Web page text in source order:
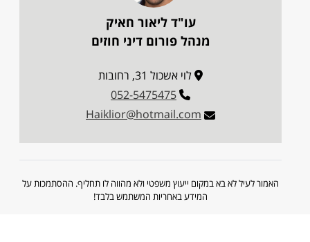
עו"ד ליאור חאיק
מנהל פורום דיני חוזים
לוי אשכול 31, רחובות
052-5475475
Haiklior@hotmail.com
האמור לעיל לא בא במקום ייעוץ משפטי ולא מהווה לו תחליף. ההסתמכות על
המידע באחריות המשתמש בלבד!